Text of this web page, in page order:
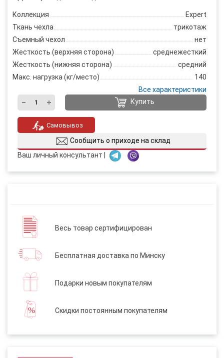
Коллекция
Expert
Ткань чехла
трикотаж
Съемный чехол
нет
Жесткость (верхняя сторона)
среднежесткий
Жесткость (нижняя сторона)
средний
Макс. нагрузка (кг/место)
140
Все характеристики
Купить
Самовывоз
Сообщить о приходе на склад
Ваш личный консультант |
Весь товар сертифицирован
Бесплатная доставка по Минску
Подарки новым покупателям
Скидки постоянным покупателям